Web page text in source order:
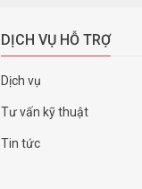
DỊCH VỤ HỖ TRỢ
Dịch vụ
Tư vấn kỹ thuật
Tin tức